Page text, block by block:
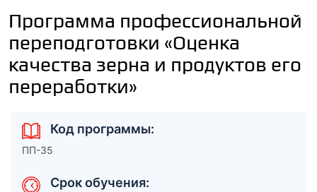
Программа профессиональной
переподготовки «Оценка
качества зерна и продуктов его
переработки»
Код программы:
ПП-35
Срок обучения: